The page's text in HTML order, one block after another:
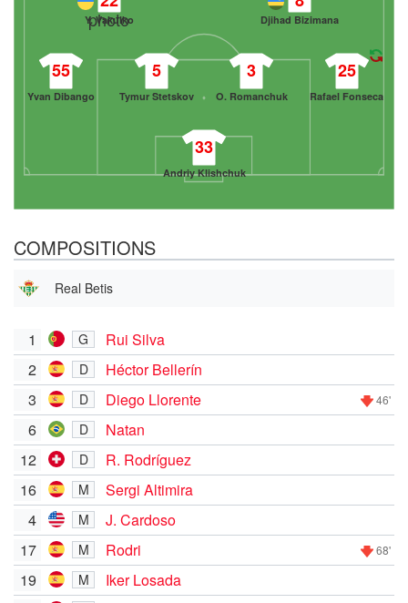
33
Andriy Klishchuk
55
Yvan Dibango
5
Tymur Stetskov
3
O. Romanchuk
25
Rafael Fonseca
Y. Vakulko Djihad Bizimana
COMPOSITIONS
Real Betis
1 G
Rui Silva
2
D
Héctor Bellerín
3
D Diego Llorente 46'
6 D
Natan
12
D
R. Rodríguez
16
M
Sergi Altimira
4
M
J. Cardoso
17
M Rodri 68'
19 M
Iker Losada